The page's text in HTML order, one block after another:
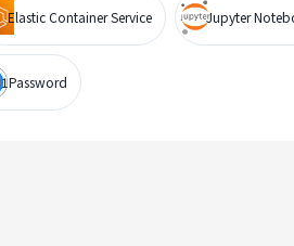
Elastic Container Service Jupyter
1Password